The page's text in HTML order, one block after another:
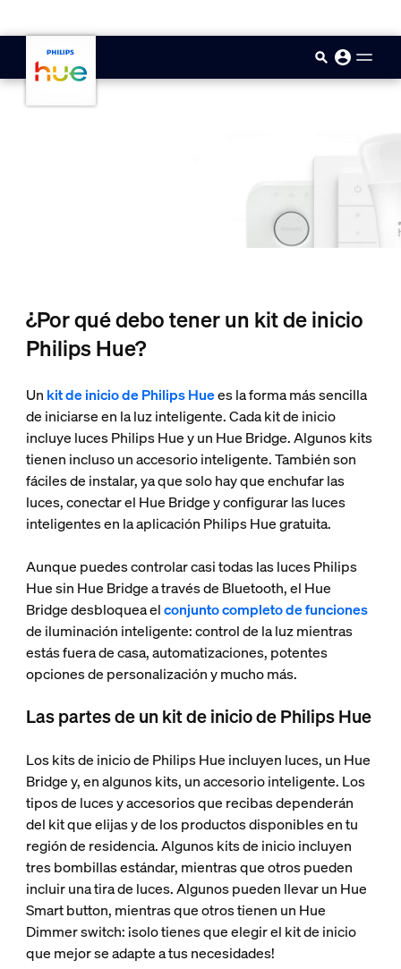
¿Por qué debo tener un kit de inicio
Philips Hue?
Un kit de inicio de Philips Huees la forma más sencilla
de iniciarse en la luz inteligente. Cada kit de inicio
incluye luces Philips Hue y un Hue Bridge. Algunos kits
tienen incluso un accesorio inteligente. También son
fáciles de instalar, ya que solo hay que enchufar las
luces, conectar el Hue Bridge y configurar las luces
inteligentes en la aplicación Philips Hue gratuita.
Aunque puedes controlar casi todas las luces Philips
Hue sin Hue Bridge a través de Bluetooth, el Hue
Bridge desbloquea elconjunto completo de funciones
de iluminación inteligente: control de la luz mientras
estás fuera de casa, automatizaciones, potentes
opciones de personalización y mucho más.
Las partes de un kit de inicio de Philips Hue
Los kits de inicio de Philips Hue incluyen luces, un Hue
Bridge y, en algunos kits, un accesorio inteligente. Los
tipos de luces y accesorios que recibas dependerán
del kit que elijas y de los productos disponibles en tu
región de residencia. Algunos kits de inicio incluyen
tres bombillas estándar, mientras que otros pueden
incluir una tira de luces. Algunos pueden llevar un Hue
Smart button, mientras que otros tienen un Hue
Dimmer switch: ¡solo tienes que elegir el kit de inicio
que mejor se adapte a tus necesidades!